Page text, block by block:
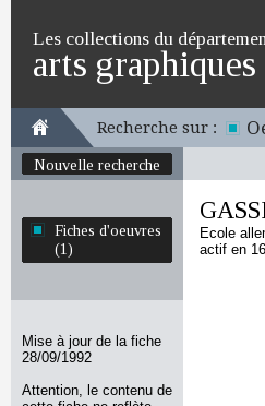
Les collections du
arts graphiques
Recherche sur :
Nouvelle recherche
Fiches d'oeuvres
(1)
Mise à jour de la fiche
28/09/1992
Attention, le contenu de
Ecole
actif en